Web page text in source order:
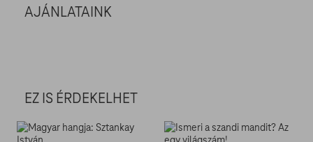
AJÁNLATAINK
EZ IS ÉRDEKELHET